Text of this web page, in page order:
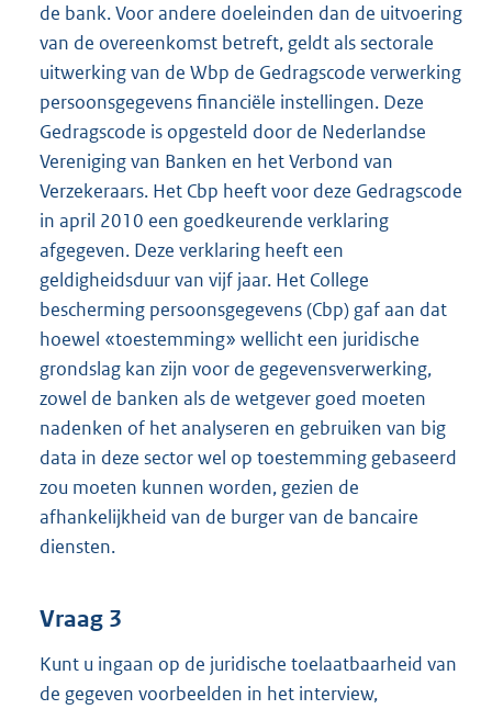
de bank. Voor andere doeleinden dan de uitvoering
van de overeenkomst betreft, geldt als sectorale
uitwerking van de Wbp de Gedragscode verwerking
persoonsgegevens financiële instellingen. Deze
Gedragscode is opgesteld door de Nederlandse
Vereniging van Banken en het Verbond van
Verzekeraars. Het Cbp heeft voor deze Gedragscode
in april 2010 een goedkeurende verklaring
afgegeven. Deze verklaring heeft een
geldigheidsduur van vijf jaar. Het College
bescherming persoonsgegevens (Cbp) gaf aan dat
hoewel «toestemming» wellicht een juridische
grondslag kan zijn voor de gegevensverwerking,
zowel de banken als de wetgever goed moeten
nadenken of het analyseren en gebruiken van big
data in deze sector wel op toestemming gebaseerd
zou moeten kunnen worden, gezien de
afhankelijkheid van de burger van de bancaire
diensten.
Vraag 3
Kunt u ingaan op de juridische toelaatbaarheid van
de gegeven voorbeelden in het interview,